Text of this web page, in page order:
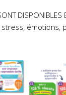
DISPONIBLES
émotions,